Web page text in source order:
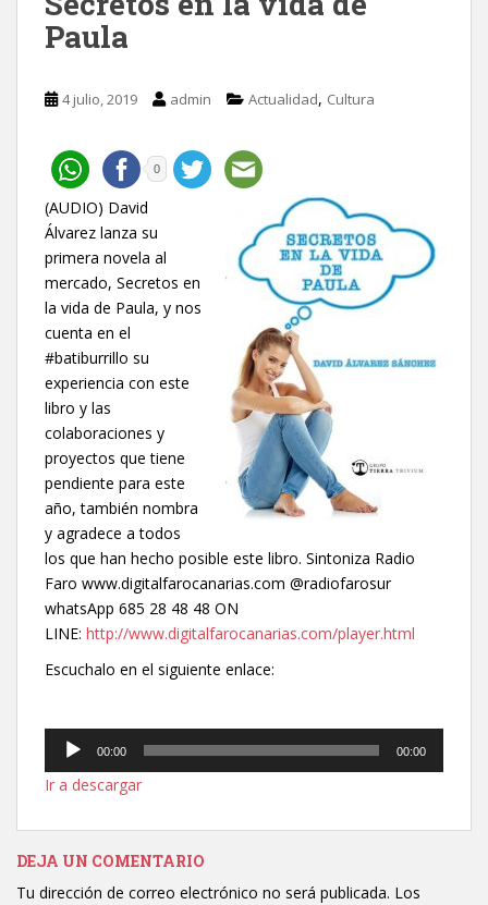
Paula
4 julio, 2019 admin Actualidad, Cultura
0
(AUDIO) David
Álvarez lanza su
primera novela al
mercado, Secretos en
la vida de Paula, y nos
cuenta en el
#batiburrillo su
experiencia con este
libro y las
colaboraciones y
proyectos que tiene
pendiente para este
año, también nombra
y agradece a todos
los que han hecho posible este libro. Sintoniza Radio
Faro www.digitalfarocanarias.com @radiofarosur
whatsApp 685 28 48 48 ON
LINE: http://www.digitalfarocanarias.com/player.html
Escuchalo en el siguiente enlace:
Reproductor
audio
00:00 00:00
Ir a descargar
DEJA UN COMENTARIO
Tu dirección de correo electrónico no será publicada. Los